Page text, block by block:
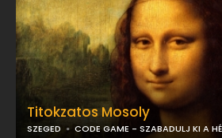
Titokzatos Mosoly
SZEGED CODE GAME - SZABADULJ KI A